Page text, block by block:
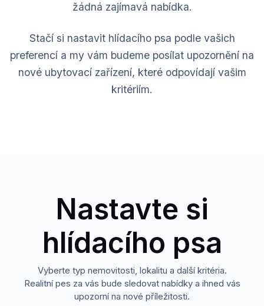
žádná zajímavá nabídka.
Stačí si nastavit hlídacího psa podle vašich
preferencí a my vám budeme posílat upozornění na
nové ubytovací zařízení, které odpovídají vašim
kritériím.
Nastavte si
hlídacího psa
Vyberte typ nemovitosti, lokalitu a další kritéria.
Realitní pes za vás bude sledovat nabídky a ihned vás
upozorní na nové příležitosti.